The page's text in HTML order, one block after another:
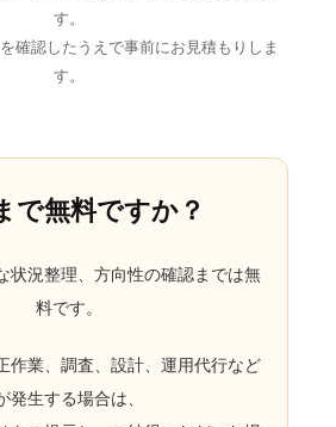
す。
確認したうえで事前にお見積もりしま
す。
で無料ですか？
状況整理、方向性の確認までは無
料です。
作業、調査、設計、運用代行など
発生する場合は、